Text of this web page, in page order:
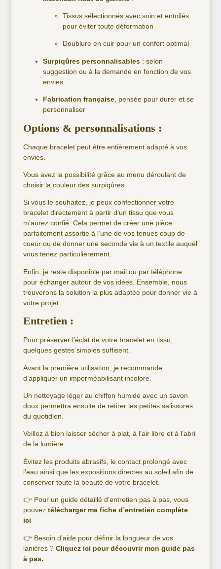
Tissus sélectionnés avec soin et entoilés
pour éviter toute déformation
Doublure en cuir pour un confort optimal
Surpiqûres personnalisables : selon
suggestion ou à la demande en fonction de vos
envies
Fabrication française, pensée pour durer et se
personnaliser
Options & personnalisations :
Chaque bracelet peut être entièrement adapté à vos
envies.
Vous avez la possibilité grâce au menu déroulant de
choisir la couleur des surpiqûres.
Si vous le souhaitez, je peux confectionner votre
bracelet directement à partir d’un tissu que vous
m’aurez confié. Cela permet de créer une pièce
parfaitement assortie à l’une de vos tenues coup de
coeur ou de donner une seconde vie à un textile auquel
vous tenez particulièrement.
Enfin, je reste disponible par mail ou par téléphone
pour échanger autour de vos idées. Ensemble, nous
trouverons la solution la plus adaptée pour donner vie à
votre projet…
Entretien :
Pour préserver l’éclat de votre bracelet en tissu,
quelques gestes simples suffisent.
Avant la première utilisation, je recommande
d’appliquer un imperméabilisant incolore.
Un nettoyage léger au chiffon humide avec un savon
doux permettra ensuite de retirer les petites salissures
du quotidien.
Veillez à bien laisser sécher à plat, à l’air libre et à l’abri
de la lumière.
Évitez les produits abrasifs, le contact prolongé avec
l’eau ainsi que les expositions directes au soleil afin de
conserver toute la beauté de votre bracelet.
👉 Pour un guide détaillé d’entretien pas à pas, vous
pouveztélécharger ma fiche d’entretien complète
ici
👉 Besoin d’aide pour définir la longueur de vos
lanières ?Cliquez ici pour découvrir mon guide pas
à pas.